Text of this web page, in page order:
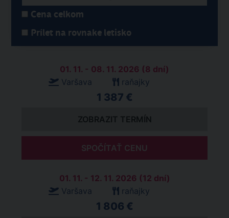
Cena celkom
Prílet na rovnake letisko
01. 11. - 08. 11. 2026 (8 dní)
Varšava
raňajky
1 387 €
ZOBRAZIT TERMÍN
SPOČÍTAŤ CENU
01. 11. - 12. 11. 2026 (12 dní)
Varšava
raňajky
1 806 €